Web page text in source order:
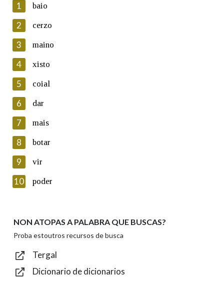
En cumprimento da normativa vixente en materia de
Protección de Datos de Carácter Persoal, a Real Academia
Galega informa a aqueles usuarios que faciliten o seu correo
electrónico, así como calquera outra información de carácter
persoal, que estes datos serán obxecto de tratamento
automatizado de carácter confidencial e incorporados aos seus
ficheiros informáticos. Así mesmo, os usuarios poderán exercer o
seu dereito de acceso, rectificación, oposición e cancelación dos
seus datos poñéndose en contacto connosco.
Lin e acepto as condicións da política de
Introduce o código que aparece na imaxe:
Texto de verificación
1 baio
2 cerzo
3 maino
4 xisto
5 coial
6 dar
7 mais
8 botar
9 vir
10 poder
NON ATOPAS A PALABRA QUE BUSCAS?
Proba estoutros recursos de busca
Tergal
Dicionario de dicionarios